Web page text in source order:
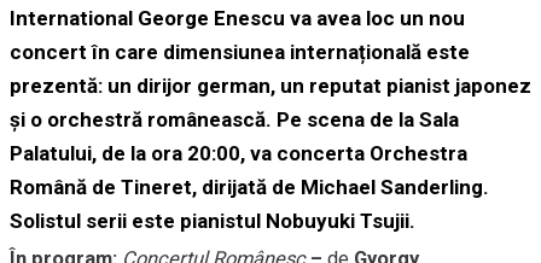
International George Enescu va avea loc un nou
concert în care dimensiunea internațională este
prezentă: un dirijor german, un reputat pianist japonez
și o orchestră românească. Pe scena de la Sala
Palatului, de la ora 20:00, va concerta Orchestra
Română de Tineret, dirijată de Michael Sanderling.
Solistul serii este pianistul Nobuyuki Tsujii.